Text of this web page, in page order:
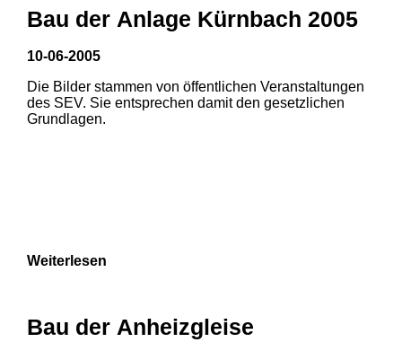
1 2
Bau der Anlage Kürnbach 2005
10-06-2005
Die Bilder stammen von öffentlichen Veranstaltungen
des SEV. Sie entsprechen damit den gesetzlichen
Grundlagen.
Weiterlesen
Bau der Anheizgleise